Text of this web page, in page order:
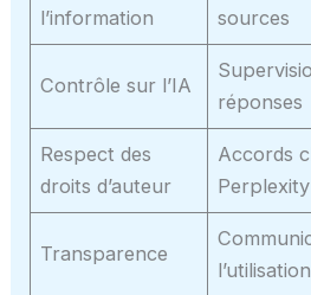
l’information
sources
Contrôle sur l’IA
réponses
Respect des
droits d’auteur
Accords
Perplexity
Transparence